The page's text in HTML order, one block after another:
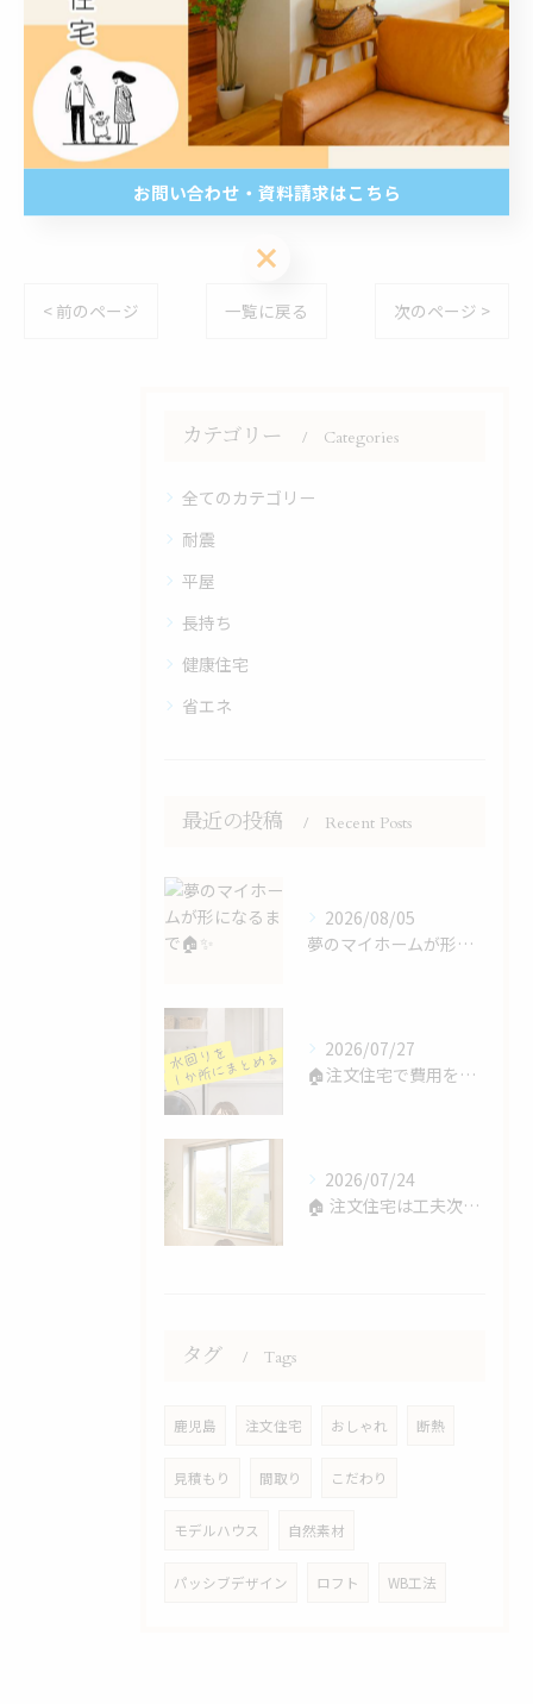
断熱性に優れた2×4工法のお家など、お客様の理想の住
まいを実現する注文住宅のご提案を行っております。 鹿
児島県鹿児島市で注文住宅を依頼できる建築会社や建築
設計事務所などをお探しの際は、株式会社イオン・ホー
ムへぜひご連絡下さい。
< 前のページ 一覧に戻る 次のページ >
カテゴリー Categories
全てのカテゴリー
耐震
平屋
長持ち
健康住宅
省エネ
最近の投稿 Recent Posts
2026/08/05
夢のマイホームが形になるまで🏠✨
2026/07/27
🏠注文住宅で費用を抑えるコツ💰
2026/07/24
🏠 注文住宅は工夫次第で費用を抑えられます！
タグ Tags
鹿児島 注文住宅 おしゃれ 断熱
見積もり 間取り こだわり
モデルハウス 自然素材
パッシブデザイン ロフト WB工法
お問い合わせ・資料請求はこちら
お問い合わせ・資料請求はこちら